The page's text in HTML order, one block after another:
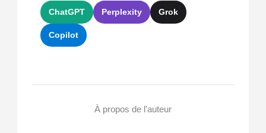
ChatGPT Perplexity Grok
Copilot
À propos de l'auteur